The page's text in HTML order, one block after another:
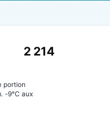
2 214
portion
-9°C aux